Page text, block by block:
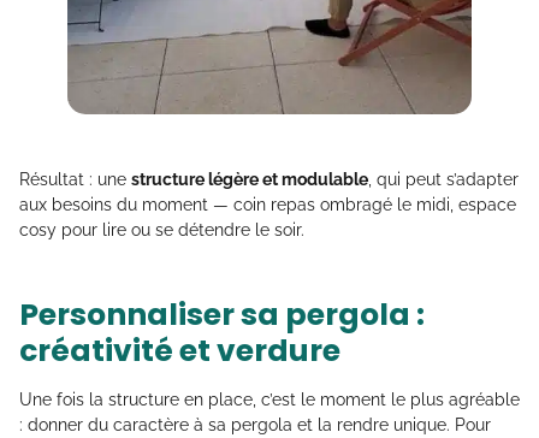
Résultat : une structure légère et modulable , qui peut s’adapter
aux besoins du moment — coin repas ombragé le midi, espace
cosy pour lire ou se détendre le soir.
Personnaliser sa pergola :
créativité et verdure
Une fois la structure en place, c’est le moment le plus agréable
: donner du caractère à sa pergola et la rendre unique. Pour